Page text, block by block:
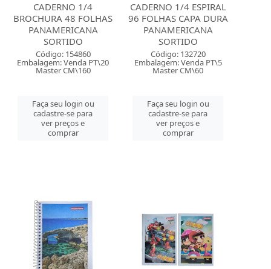
CADERNO 1/4
BROCHURA 48 FOLHAS
PANAMERICANA
SORTIDO
Código: 154860
Embalagem: Venda PT\20
Master CM\160
Faça seu login ou
cadastre-se para
ver preços e
comprar
CADERNO 1/4 ESPIRAL
96 FOLHAS CAPA DURA
PANAMERICANA
SORTIDO
Código: 132720
Embalagem: Venda PT\5
Master CM\60
Faça seu login ou
cadastre-se para
ver preços e
comprar